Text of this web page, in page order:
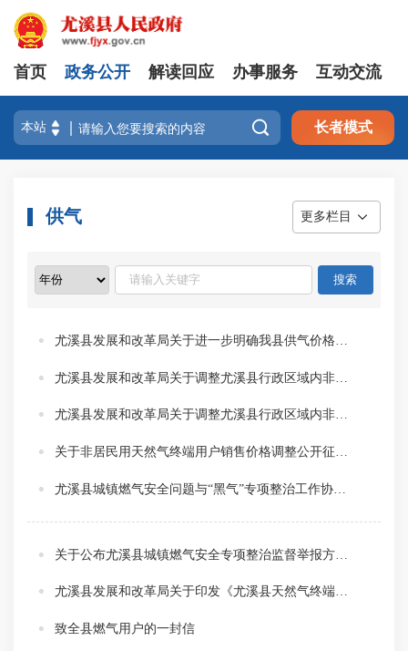
首页 政务公开 解读回应 办事服务 互动交流
 长者模式
供气 更多栏目
尤溪县发展和改革局关于调整尤溪县行政区域内非居民用天然气终端用户销售价格的通知
关于非居民用天然气终端用户销售价格调整公开征求意见的公告
尤溪县发展和改革局关于印发《尤溪县天然气终端用户销售价格联动机制》的通知
致全县燃气用户的一封信